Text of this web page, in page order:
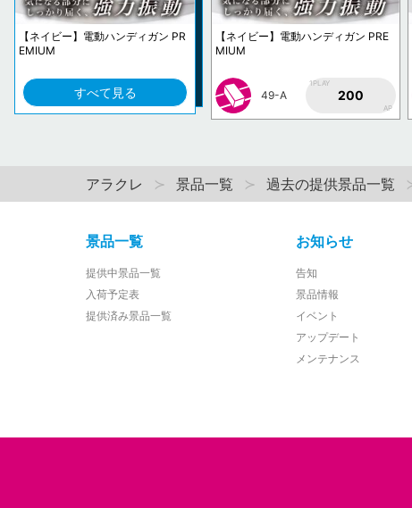
【ネイビー】電動ハンディガン PR
EMIUM
すべて見る
【ネイビー】電動ハンディガン PRE
MIUM
49-A
1PLAY
200
AP
アラクレ 景品一覧 過去の提供景品一覧
景品一覧
提供中景品一覧
入荷予定表
提供済み景品一覧
お知らせ
告知
景品情報
イベント
アップデート
メンテナンス